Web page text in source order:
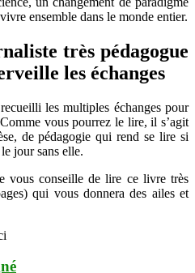
ensemble dans le monde entier.
très pédagogue
les échanges
les multiples échanges pour
vous pourrez le lire, il s’agit
de pédagogie qui rend se lire si
jour sans elle.
vous conseille de lire ce livre très
qui vous donnera des ailes et